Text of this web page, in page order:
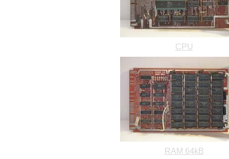
CPU
RAM 64kB